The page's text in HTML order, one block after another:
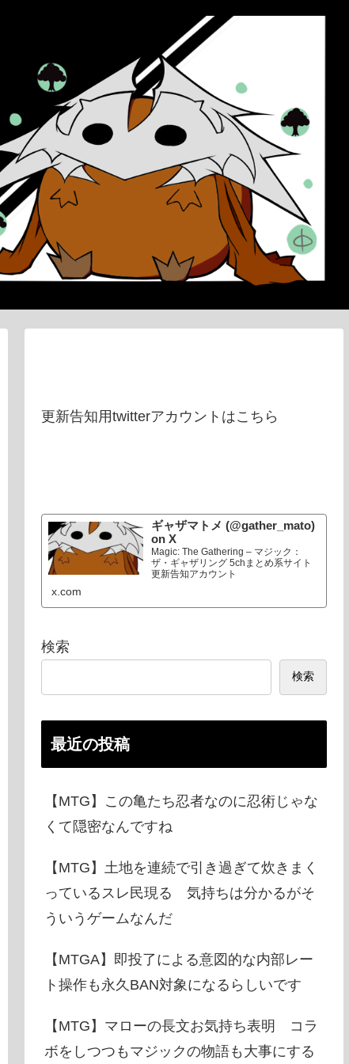
更新告知用twitterアカウントはこちら
ギャザマトメ (@gather_mato)
on X
Magic: The Gathering – マジック：
ザ・ギャザリング 5chまとめ系サイト
更新告知アカウント
x.com
検索
検索
最近の投稿
【MTG】この亀たち忍者なのに忍術じゃな
くて隠密なんですね
【MTG】土地を連続で引き過ぎて炊きまく
っているスレ民現る 気持ちは分かるがそ
ういうゲームなんだ
【MTGA】即投了による意図的な内部レー
ト操作も永久BAN対象になるらしいです
【MTG】マローの長文お気持ち表明 コラ
ボをしつつもマジックの物語も大事にする